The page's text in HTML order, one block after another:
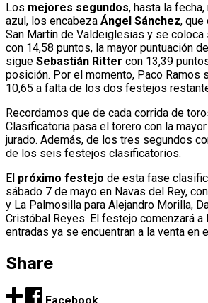
Los mejores segundos, hasta la
azul, los encabeza Ángel Sánchez, que
San Martín de Valdeiglesias y se coloca
con 14,58 puntos, la mayor puntuación
sigue Sebastián Ritter con 13,39
posición. Por el momento, Paco Ramos
10,65 a falta de los dos festejos
Recordamos que de cada corrida de
Clasificatoria pasa el torero con la mayor
jurado. Además, de los tres segundos
de los seis festejos clasificatorios.
El próximo festejo de esta fase
sábado 7 de mayo en Navas del Rey,
y La Palmosilla para Alejandro Morilla,
Cristóbal Reyes. El festejo comenzará a
entradas ya se encuentran a la venta en
Share